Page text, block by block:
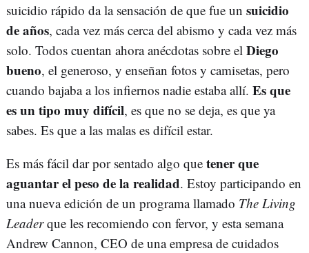
suicidio rápido da la sensación de que fue un suicidio
de años, cada vez más cerca del abismo y cada vez más
solo. Todos cuentan ahora anécdotas sobre el Diego
bueno, el generoso, y enseñan fotos y camisetas, pero
cuando bajaba a los infiernos nadie estaba allí. Es que
es un tipo muy difícil, es que no se deja, es que ya
sabes. Es que a las malas es difícil estar.
Es más fácil dar por sentado algo que tener que
aguantar el peso de la realidad. Estoy participando en
una nueva edición de un programa llamado The Living
Leaderque les recomiendo con fervor, y esta semana
Andrew Cannon, CEO de una empresa de cuidados